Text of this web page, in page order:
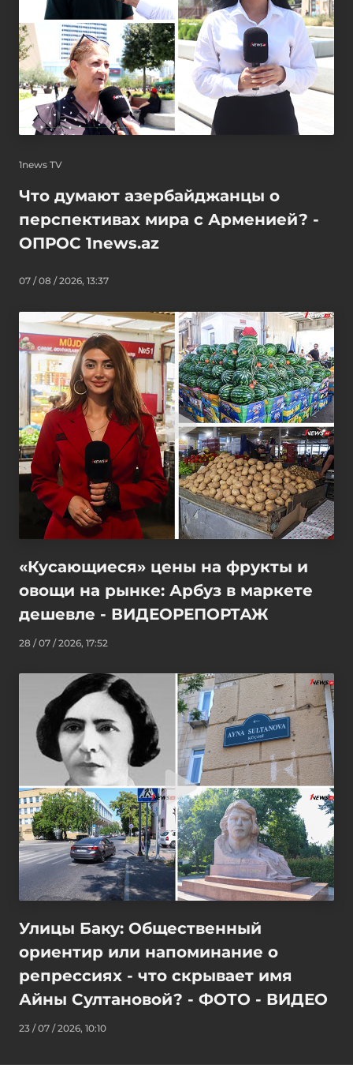
1news TV
Что думают азербайджанцы о
перспективах мира с Арменией? -
ОПРОС 1news.az
07 / 08 / 2026, 13:37
«Кусающиеся» цены на фрукты и
овощи на рынке: Арбуз в маркете
дешевле - ВИДЕОРЕПОРТАЖ
28 / 07 / 2026, 17:52
Улицы Баку: Общественный
ориентир или напоминание о
репрессиях - что скрывает имя
Айны Султановой? - ФОТО - ВИДЕО
23 / 07 / 2026, 10:10